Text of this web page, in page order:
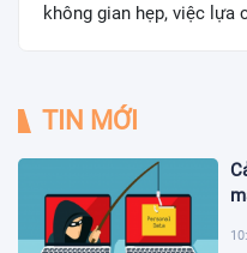
không gian hẹp, việc lựa
TIN MỚI